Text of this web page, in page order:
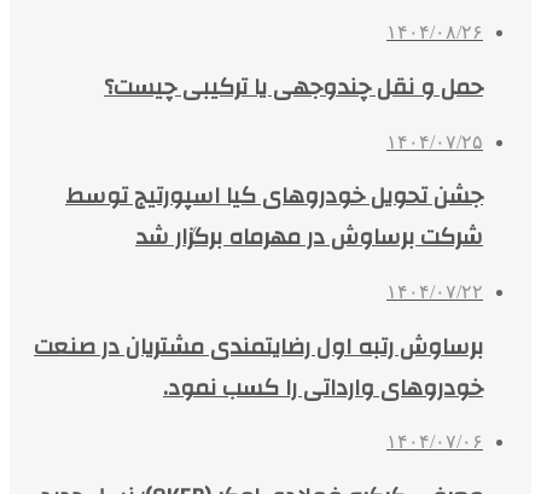
۱۴۰۴/۰۸/۲۶
حمل و نقل چندوجهی یا ترکیبی چیست؟
۱۴۰۴/۰۷/۲۵
جشن تحویل خودروهای کیا اسپورتیج توسط
شرکت برساوش در مهرماه برگزار شد
۱۴۰۴/۰۷/۲۲
برساوش رتبه اول رضایتمندی مشتریان در صنعت
خودروهای وارداتی را کسب نمود.
۱۴۰۴/۰۷/۰۶